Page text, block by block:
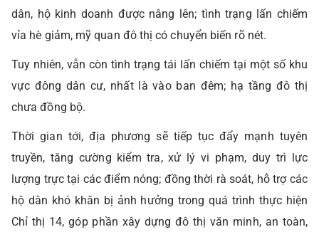
dân, hộ kinh doanh được nâng lên; tình trạng lấn chiếm
vỉa hè giảm, mỹ quan đô thị có chuyển biến rõ nét.
Tuy nhiên, vẫn còn tình trạng tái lấn chiếm tại một số khu
vực đông dân cư, nhất là vào ban đêm; hạ tầng đô thị
chưa đồng bộ.
Thời gian tới, địa phương sẽ tiếp tục đẩy mạnh tuyên
truyền, tăng cường kiểm tra, xử lý vi phạm, duy trì lực
lượng trực tại các điểm nóng; đồng thời rà soát, hỗ trợ các
hộ dân khó khăn bị ảnh hưởng trong quá trình thực hiện
Chỉ thị 14, góp phần xây dựng đô thị văn minh, an toàn,